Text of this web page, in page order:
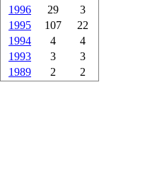
1996
29
3
1995
107
22
1994
4
4
1993
3
3
1989
2 2